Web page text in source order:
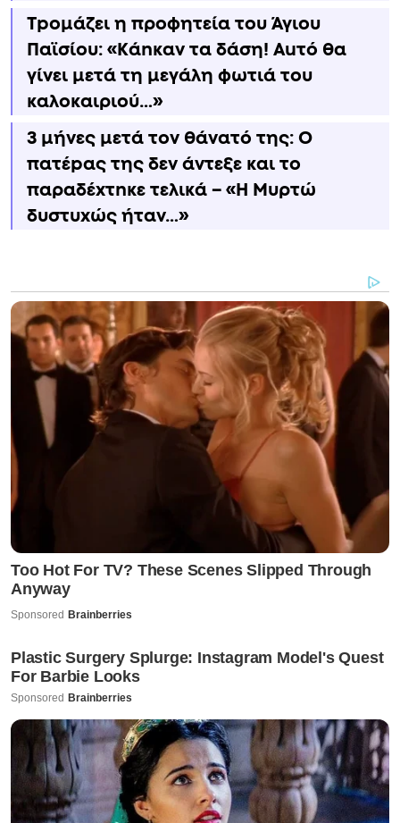
Τpομάζει η προφητεία του Άγιου
Παϊσίου: «Κάnκαν τα δάση! Αuτό θα
γίνει μετά τη μεγάλη φωτιά του
καλοκαιριού…»
3 μήνες μετά τον θάνατό της: Ο
πατέpας της δεν άντεξε και το
παραδέxτnκε τελικά – «Η Μυρτώ
δυστυxώς ήταν…»